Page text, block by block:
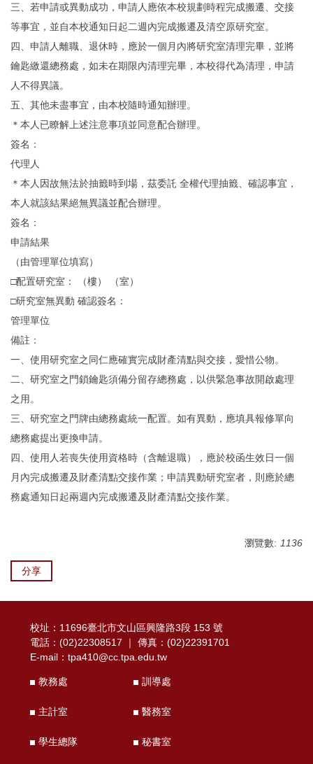
三、若申請或異動成功，申請人應依本校規劃時程完成搬遷、交接
等事宜，並自本校通知日起二週內完成搬遷及清空原研究室。
四、申請人離職、退休時，應於一個月內將研究室清理完畢，並將
鑰匙繳還總務處，如未在期限內清理完畢，本校得代為清理，申請
人不得異議。
五、其他未盡事宜，由本校隨時通知辦理。
＊本人已瞭解上述注意事項並同意配合辦理。
簽名：
代理人
＊本人因故無法於抽籤時到場，茲委託 全權代理抽籤、確認事宜，
本人就該結果絕無異議並配合辦理。
簽名：
申請結果
（由管理單位填寫）
□配置研究室： （樓） （室）
□研究室無異動 確認簽名：
管理單位
備註：
一、使用研究室之同仁應確實完成財產清點與交接，愛惜公物。
二、研究室之門鎖鑰匙須備分留存總務處，以供緊急事故開啟處理
之用。
三、研究室之門牌由總務處統一配置。如有異動，應填具報修單向
總務處提出更換申請。
四、使用人若喪失使用資格時（含離退職），應於校函生效日一個
月內完成搬遷及財產清點交接作業；申請異動研究室者，則應於總
務處通知日起兩週內完成搬遷及財產清點交接作業。
瀏覽數: 1136
分享
校址：11696臺北市文山區興隆路3段 153 號
電話：(02)22308517 ｜ 傳真：(02)22391701
E-mail： tpa410@cc.tpa.edu.tw
教務處
主計室
訓導處
醫務室
學生總隊 秘書室